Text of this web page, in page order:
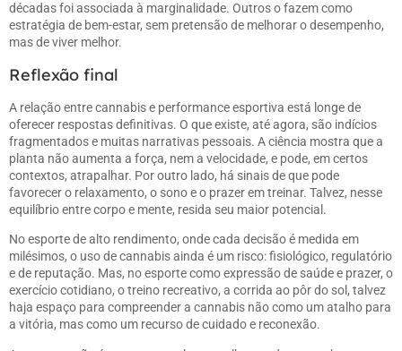
décadas foi associada à marginalidade. Outros o fazem como
estratégia de bem-estar, sem pretensão de melhorar o desempenho,
mas de viver melhor.
Reflexão final
A relação entre cannabis e performance esportiva está longe de
oferecer respostas definitivas. O que existe, até agora, são indícios
fragmentados e muitas narrativas pessoais. A ciência mostra que a
planta não aumenta a força, nem a velocidade, e pode, em certos
contextos, atrapalhar. Por outro lado, há sinais de que pode
favorecer o relaxamento, o sono e o prazer em treinar. Talvez, nesse
equilíbrio entre corpo e mente, resida seu maior potencial.
No esporte de alto rendimento, onde cada decisão é medida em
milésimos, o uso de cannabis ainda é um risco: fisiológico, regulatório
e de reputação. Mas, no esporte como expressão de saúde e prazer, o
exercício cotidiano, o treino recreativo, a corrida ao pôr do sol, talvez
haja espaço para compreender a cannabis não como um atalho para
a vitória, mas como um recurso de cuidado e reconexão.